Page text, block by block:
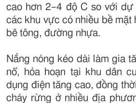
cao hơn 2–4 độ C so với
các khu vực có nhiều bề mặt
bê tông, đường nhựa.
Nắng nóng kéo dài làm gia
nổ, hỏa hoạn tại khu dân
dụng điện tăng cao, đồng
cháy rừng ở nhiều địa